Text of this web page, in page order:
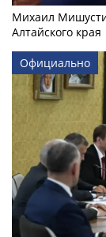
Михаил
Алтайского края
Официально